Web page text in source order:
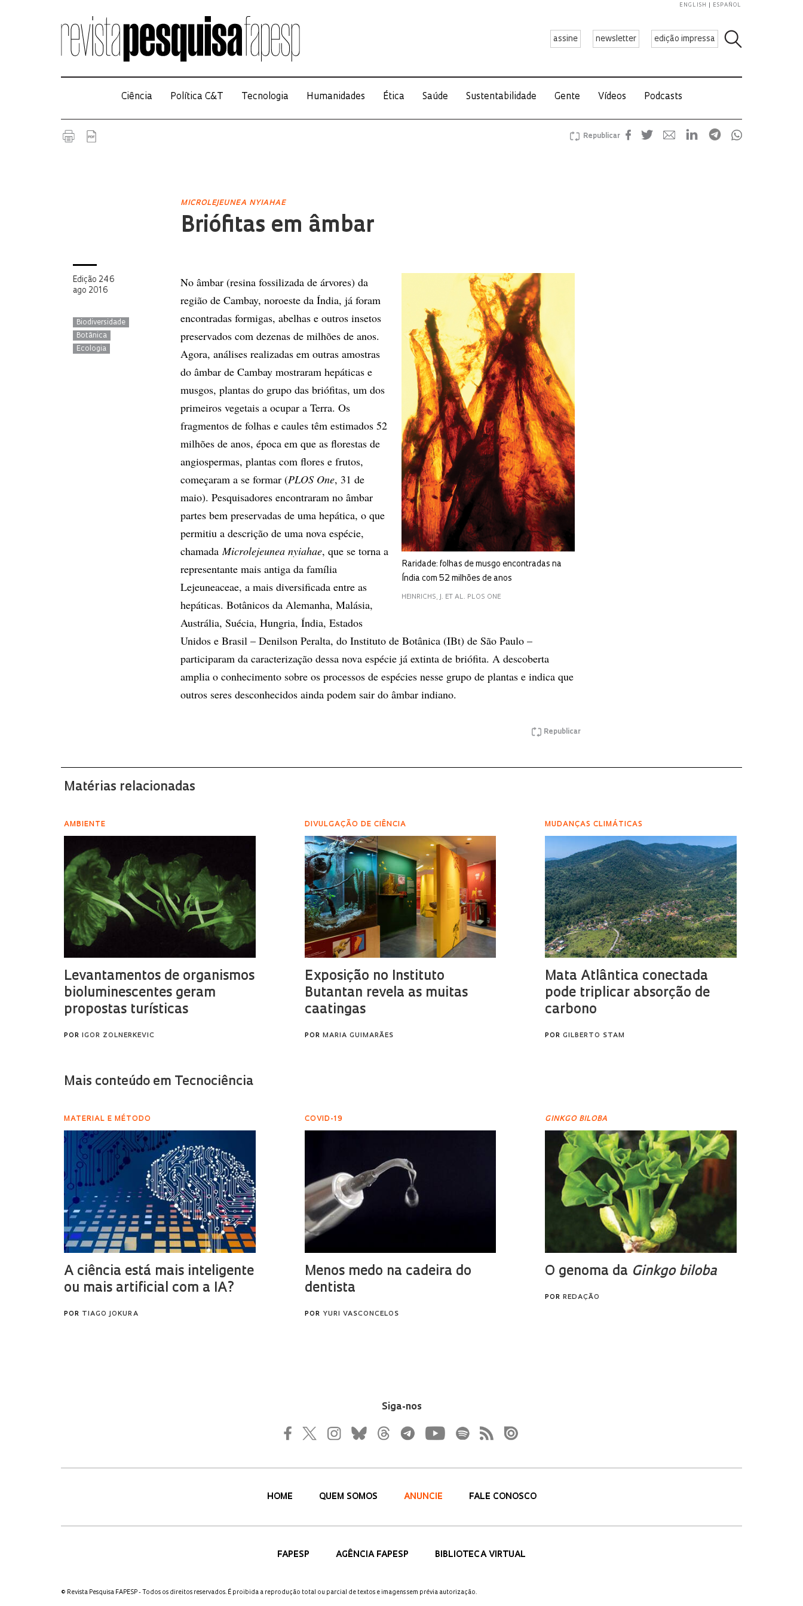
assine newsletter edição impressa
ENGLISH ESPAÑOL
Ciência Política C&T Tecnologia Humanidades Ética Saúde Sustentabilidade Gente Vídeos Podcasts
Republicar
MICROLEJEUNEA NYIAHAE
Briófitas em âmbar
Edição 246
ago 2016
Biodiversidade
Botânica
Ecologia
Raridade: folhas de musgo encontradas na
Índia com 52 milhões de anos
HEINRICHS, J. ET AL. PLOS ONE
No âmbar (resina fossilizada de árvores) da
região de Cambay, noroeste da Índia, já foram
encontradas formigas, abelhas e outros insetos
preservados com dezenas de milhões de anos.
Agora, análises realizadas em outras amostras
do âmbar de Cambay mostraram hepáticas e
musgos, plantas do grupo das briófitas, um dos
primeiros vegetais a ocupar a Terra. Os
fragmentos de folhas e caules têm estimados 52
milhões de anos, época em que as florestas de
angiospermas, plantas com flores e frutos,
começaram a se formar (PLOS One, 31 de
maio). Pesquisadores encontraram no âmbar
partes bem preservadas de uma hepática, o que
permitiu a descrição de uma nova espécie,
chamadaMicrolejeunea nyiahae, que se torna a
representante mais antiga da família
Lejeuneaceae, a mais diversificada entre as
hepáticas. Botânicos da Alemanha, Malásia,
Austrália, Suécia, Hungria, Índia, Estados
Unidos e Brasil – Denilson Peralta, do Instituto de Botânica (IBt) de São Paulo –
participaram da caracterização dessa nova espécie já extinta de briófita. A descoberta
amplia o conhecimento sobre os processos de espécies nesse grupo de plantas e indica que
outros seres desconhecidos ainda podem sair do âmbar indiano.
Republicar
Siga-nos
HOME QUEM SOMOS ANUNCIE FALE CONOSCO
FAPESP AGÊNCIA FAPESP BIBLIOTECA VIRTUAL
© Revista Pesquisa FAPESP - Todos os direitos reservados. É proibida a reprodução total ou parcial de textos e imagens sem prévia autorização.